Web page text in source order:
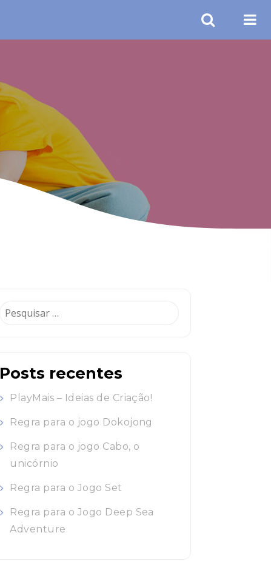
Pesquisar
Posts recentes
PlayMais – Ideias de Criação!
Regra para o jogo Dokojong
Regra para o jogo Cabo, o
unicórnio
Regra para o Jogo Set
Regra para o Jogo Deep Sea
Adventure